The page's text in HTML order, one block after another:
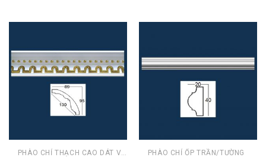
PHÀO CHỈ THẠCH CAO DÁT VÀNG PHÀO CHỈ ỐP TRẦN/TƯỜNG